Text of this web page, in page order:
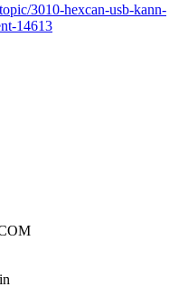
3010-hexcan-usb-kann-
14613